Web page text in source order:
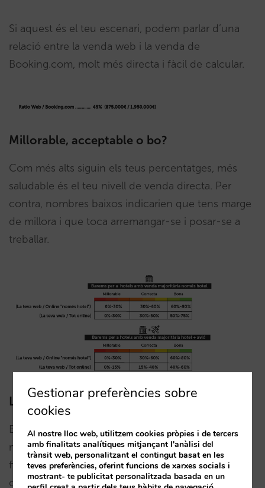
Si aquest és el teu escenari, podem parlar d’una
relació entre la venda web i la venda de
Booking.com, molt més directa i fàcil de calcular.
Millorable, acceptable o bo?
Com més alts siguin els teus percentatges, més
saludable és el teu nivell de venda directa. Per
contra, nombres baixos indicarien que tens marge
de millora i que toca arremangar-se i posar-se a
treballar.
Les grans marques, l’excepció
En el cas de les grans marques, el pes de la pròpia
marca i la fortalesa dels seus programes de
fidelització són diferencials quan parlem de la
comercialització online i alteren substancialment
Gestionar preferències sobre
cookies
Al nostre lloc web, utilitzem cookies pròpies i de tercers
amb finalitats analítiques mitjançant l'anàlisi del
trànsit web, personalitzant el contingut basat en les
teves preferències, oferint funcions de xarxes socials i
mostrant- te publicitat personalitzada basada en un